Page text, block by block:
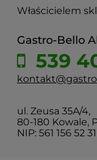
Właścicielem
Gastro-Bello
539
ul. Zeusa 35A/4,
80-180 Kowale,
NIP: 561 156 52 31